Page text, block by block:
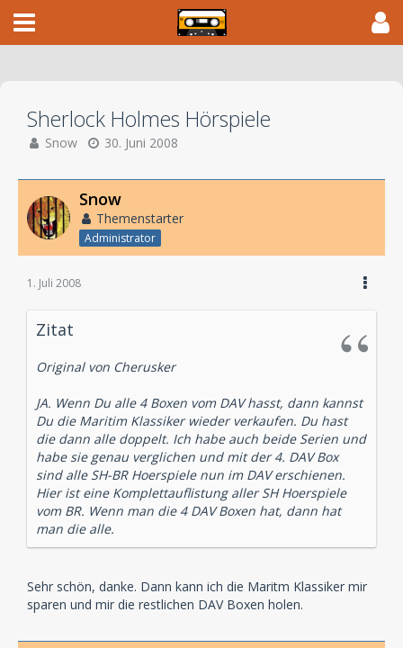
Sherlock Holmes Hörspiele
Snow 30. Juni 2008
Snow
Themenstarter
Administrator
1. Juli 2008
Zitat
Original von Cherusker
JA. Wenn Du alle 4 Boxen vom DAV hasst, dann kannst
Du die Maritim Klassiker wieder verkaufen. Du hast
die dann alle doppelt. Ich habe auch beide Serien und
habe sie genau verglichen und mit der 4. DAV Box
sind alle SH-BR Hoerspiele nun im DAV erschienen.
Hier ist eine Komplettauflistung aller SH Hoerspiele
vom BR. Wenn man die 4 DAV Boxen hat, dann hat
man die alle.
Sehr schön, danke. Dann kann ich die Maritm Klassiker mir
sparen und mir die restlichen DAV Boxen holen.